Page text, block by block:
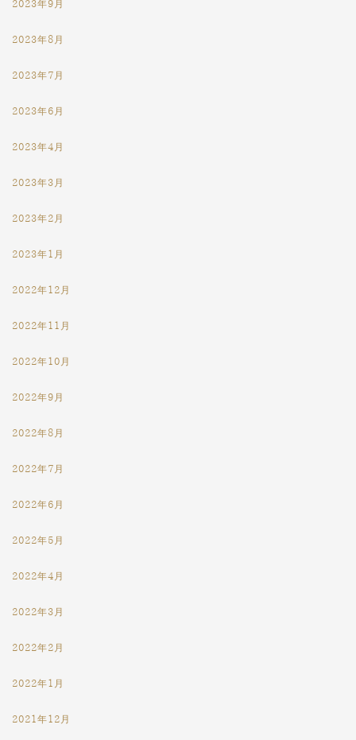
2023年9月
2023年8月
2023年7月
2023年6月
2023年4月
2023年3月
2023年2月
2023年1月
2022年12月
2022年11月
2022年10月
2022年9月
2022年8月
2022年7月
2022年6月
2022年5月
2022年4月
2022年3月
2022年2月
2022年1月
2021年12月